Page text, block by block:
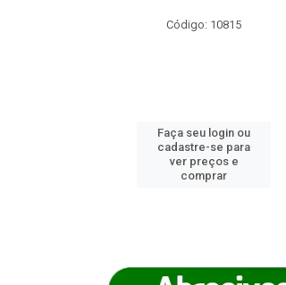
Código: 10815
Faça seu login ou
cadastre-se para
ver preços e
comprar